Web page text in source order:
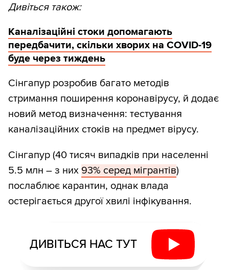
Дивіться також:
Каналізаційні стоки допомагають
передбачити, скільки хворих на COVID-19
буде через тиждень
Сінгапур розробив багато методів
стримання поширення коронавірусу, й додає
новий метод визначення: тестування
каналізаційних стоків на предмет вірусу.
Сінгапур (40 тисяч випадків при населенні
5.5 млн – з них 93% серед мігрантів)
послаблює карантин, однак влада
остерігається другої хвилі інфікування.
ДИВІТЬСЯ НАС ТУТ